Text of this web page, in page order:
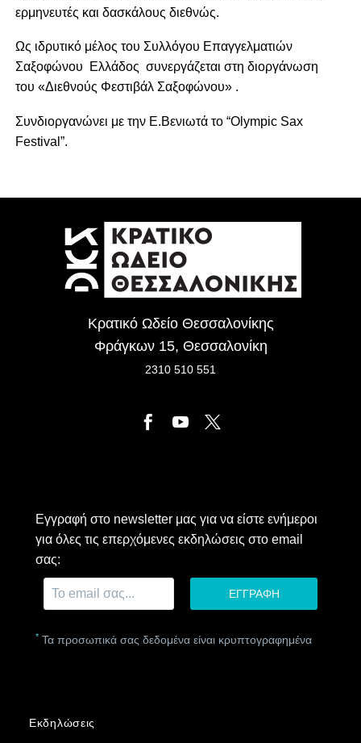
ερμηνευτές και δασκάλους διεθνώς.
Ως ιδρυτικό μέλος του Συλλόγου Επαγγελματιών
Σαξοφώνου Ελλάδος συνεργάζεται στη διοργάνωση
του «Διεθνούς Φεστιβάλ Σαξοφώνου» .
Συνδιοργανώνει με την Ε.Βενιωτά το “Olympic Sax
Festival ”.
Κρατικό Ωδείο Θεσσαλονίκης
Φράγκων 15, Θεσσαλονίκη
2310 510 551
Εγγραφή στο newsletter μας για να είστε ενήμεροι
για όλες τις επερχόμενες εκδηλώσεις στο email
σας:
* Τα προσωπικά σας δεδομένα είναι κρυπτογραφημένα
Εκδηλώσεις